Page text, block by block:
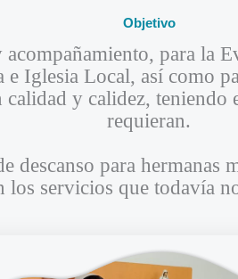
Objetivo​
para la
Iglesia Local, así como
y calidez, teniendo
requieran.
descanso para hermanas
los servicios que todavía